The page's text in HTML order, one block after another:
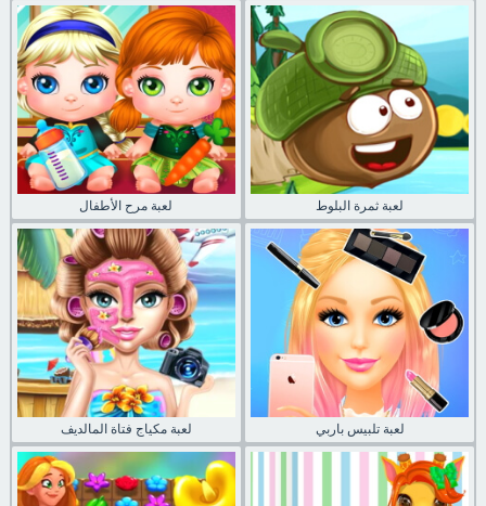
لعبة مرح الأطفال لعبة ثمرة البلوط
لعبة مكياج فتاة المالديف لعبة تلبيس باربي